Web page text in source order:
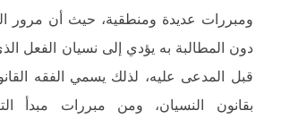
ومبررات عديدة ومنطقية، حيث أن مرور
دون المطالبة به يؤدي إلى نسيان الفعل
قبل المدعى عليه، لذلك يسمي الفقه
بقانون النسيان، ومن مبررات مبدأ